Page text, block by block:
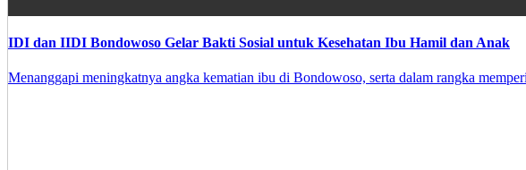
IDI dan IIDI Bondowoso Gelar Bakti Sosial untuk Kesehatan Ibu Hamil dan Anak
Menanggapi meningkatnya angka kematian ibu di Bondowoso, serta dalam rangka